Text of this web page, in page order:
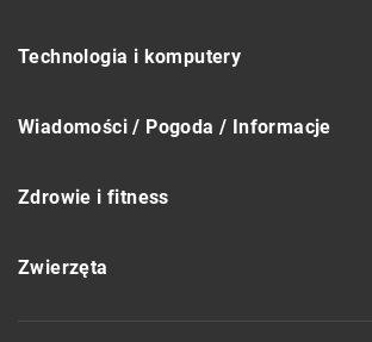
Technologia i komputery
Wiadomości / Pogoda / Informacje
Zdrowie i fitness
Zwierzęta